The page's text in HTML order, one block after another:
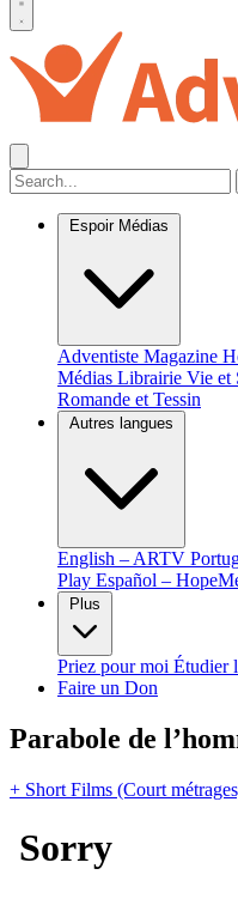
Espoir Médias
Adventiste Magazine
Médias Librairie Vie et
Romande et Tessin
Autres langues
English – ARTV
Play Español –
Plus
Priez pour moi Étudier
Faire un Don
Parabole de
+ Short Films (Court